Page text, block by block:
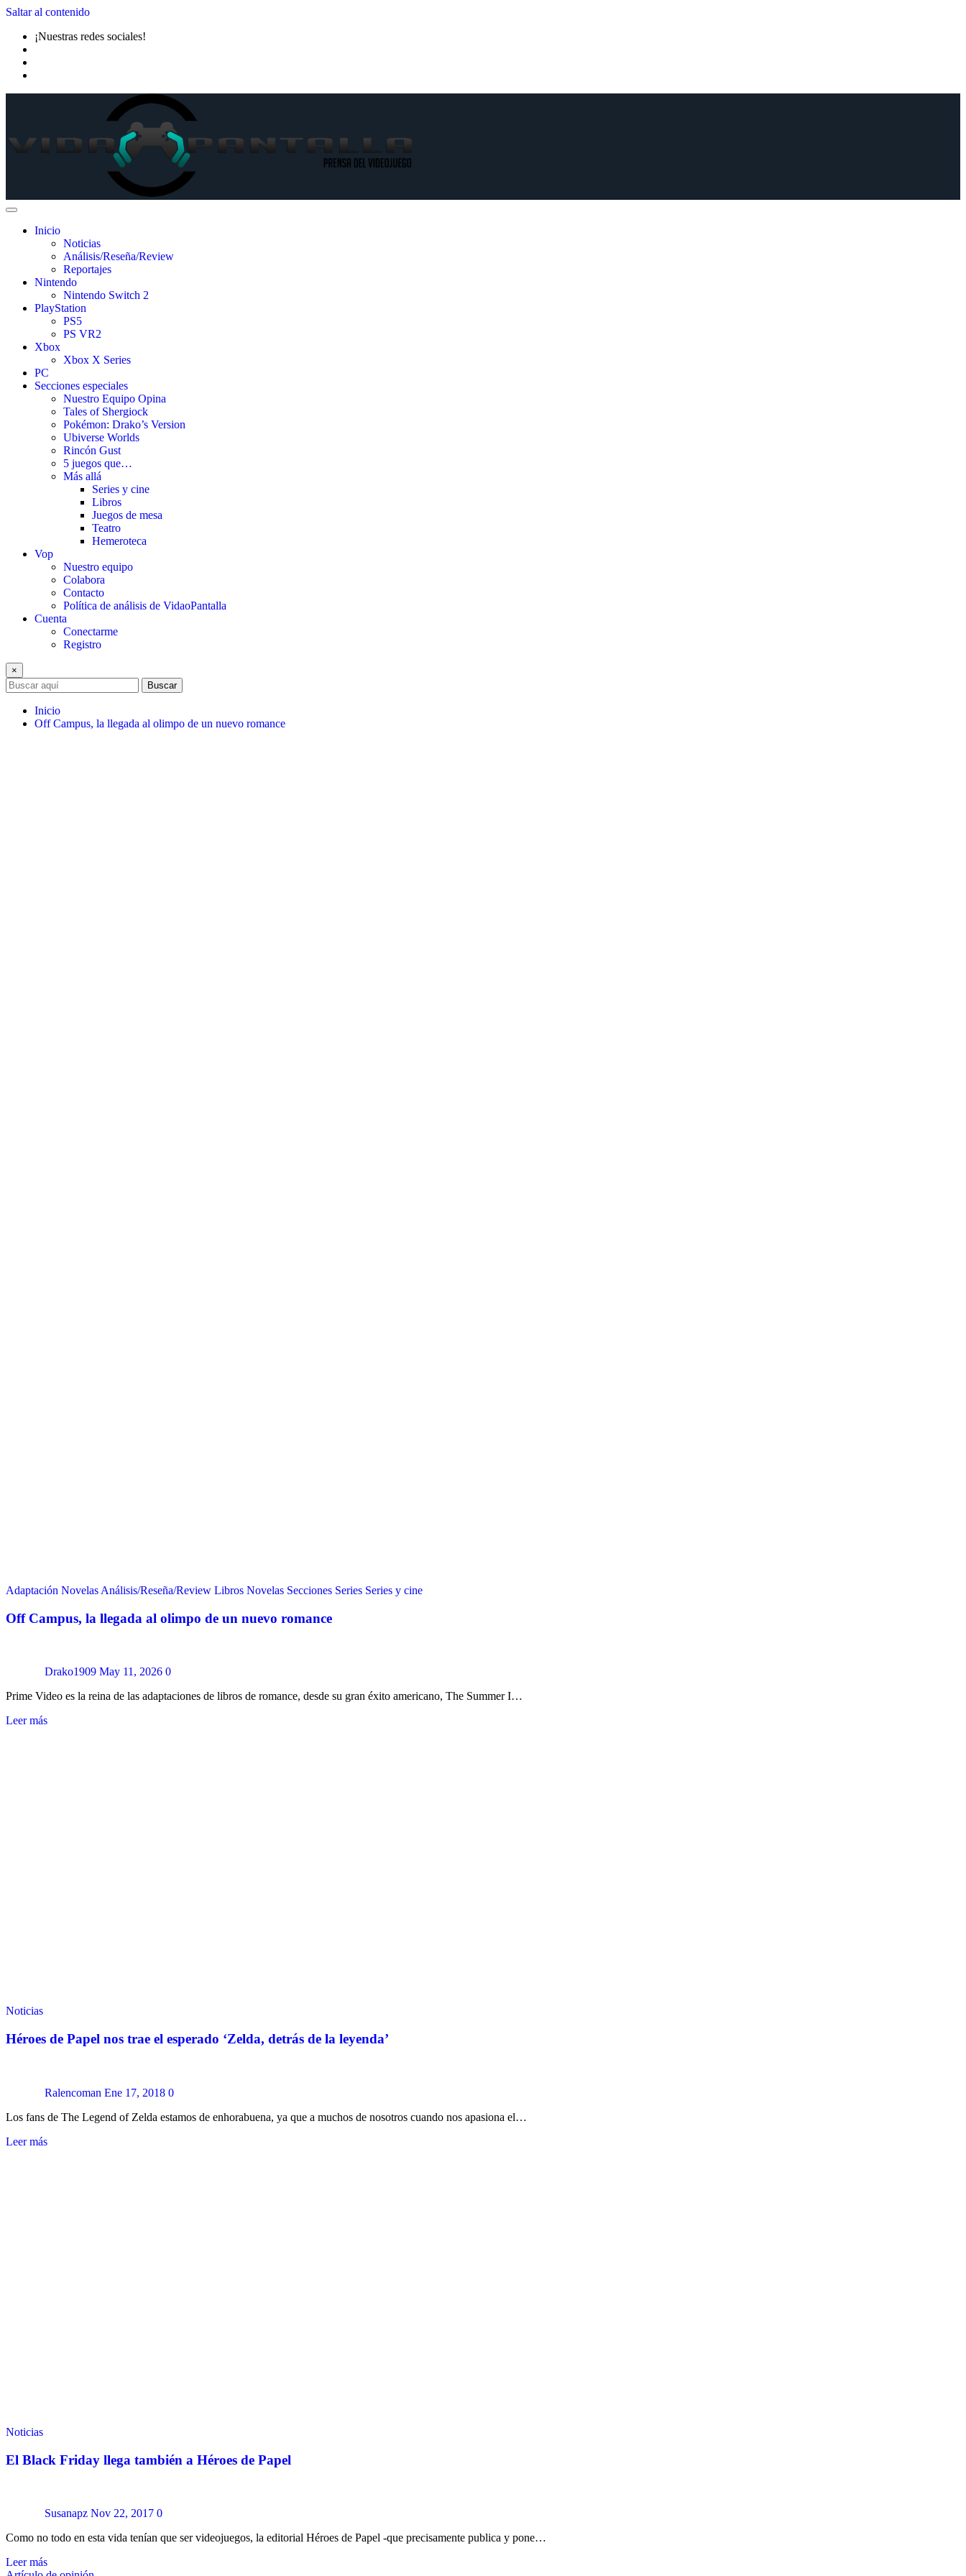
Saltar al contenido
¡Nuestras redes sociales!
Inicio
Noticias
Análisis/Reseña/Review
Reportajes
Nintendo
Nintendo Switch 2
PlayStation
PS5
PS VR2
Xbox
Xbox X Series
PC
Secciones especiales
Nuestro Equipo Opina
Tales of Shergiock
Pokémon: Drako’s Version
Ubiverse Worlds
Rincón Gust
5 juegos que…
Más allá
Series y cine
Libros
Juegos de mesa
Teatro
Hemeroteca
Vop
Nuestro equipo
Colabora
Contacto
Política de análisis de VidaoPantalla
Cuenta
Conectarme
Registro
×
Buscar
Inicio
Off Campus, la llegada al olimpo de un nuevo romance
Adaptación Novelas Análisis/Reseña/Review Libros Novelas Secciones Series Series y cine
Off Campus, la llegada al olimpo de un nuevo romance
Drako1909 May 11, 2026 0
Prime Video es la reina de las adaptaciones de libros de romance, desde su gran éxito americano, The Summer I…
Leer más
Noticias
Héroes de Papel nos trae el esperado ‘Zelda, detrás de la leyenda’
Ralencoman Ene 17, 2018 0
Los fans de The Legend of Zelda estamos de enhorabuena, ya que a muchos de nosotros cuando nos apasiona el…
Leer más
Noticias
El Black Friday llega también a Héroes de Papel
Susanapz Nov 22, 2017 0
Como no todo en esta vida tenían que ser videojuegos, la editorial Héroes de Papel -que precisamente publica y pone…
Leer más